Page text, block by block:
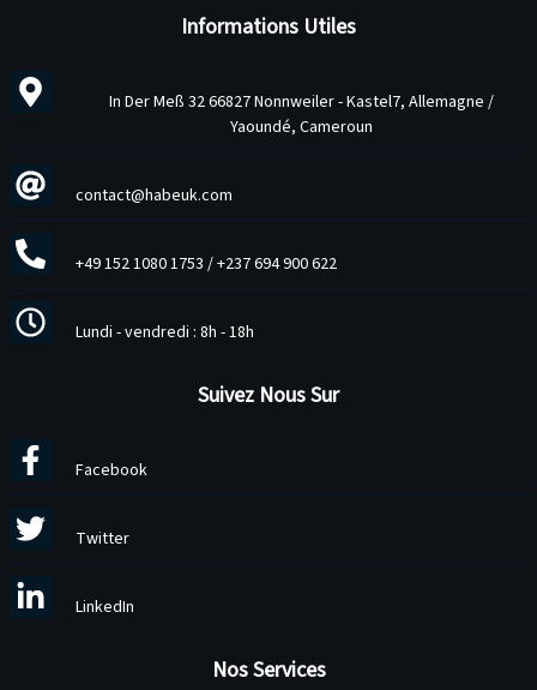
Informations Utiles
In Der Meß 32 66827 Nonnweiler - Kastel7, Allemagne /
Yaoundé, Cameroun
contact@habeuk.com
+49 152 1080 1753 /+237 694 900 622
Lundi - vendredi : 8h - 18h
Suivez Nous Sur
Facebook
Twitter
LinkedIn
Nos Services